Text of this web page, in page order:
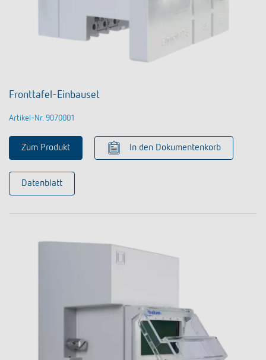
Fronttafel-Einbauset
Artikel-Nr. 9070001
Zum Produkt In den Dokumentenkorb
Datenblatt